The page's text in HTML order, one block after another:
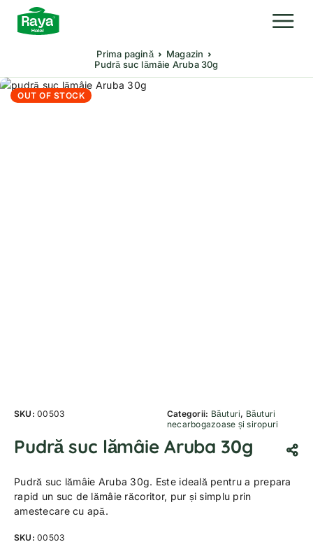
Prima pagină
Magazin
Pudră suc lămâie Aruba 30g
OUT OF STOCK
SKU:00503 Categorii: Băuturi, Băuturi
necarbogazoase și siropuri
Pudră suc lămâie Aruba 30g
Pudră suc lămâie Aruba 30g. Este ideală pentru a prepara
rapid un suc de lămâie răcoritor, pur și simplu prin
amestecare cu apă.
SKU:00503